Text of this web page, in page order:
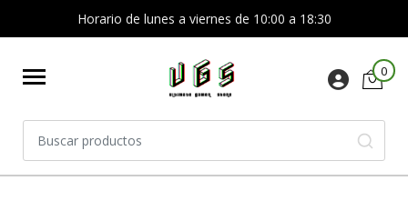
Horario de lunes a viernes de 10:00 a 18:30
0